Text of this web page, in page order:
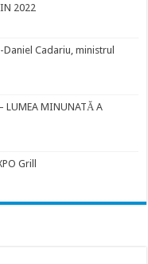
2022
Cadariu, ministrul
LUMEA MINUNATĂ A
Grill